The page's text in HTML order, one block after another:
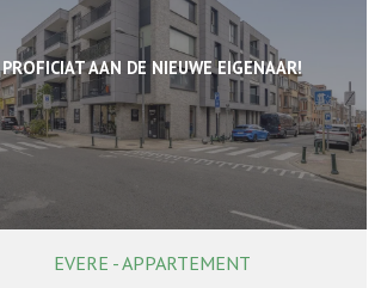
PROFICIAT AAN DE NIEUWE EIGENAAR!
84 m² 2
EVERE - APPARTEMENT